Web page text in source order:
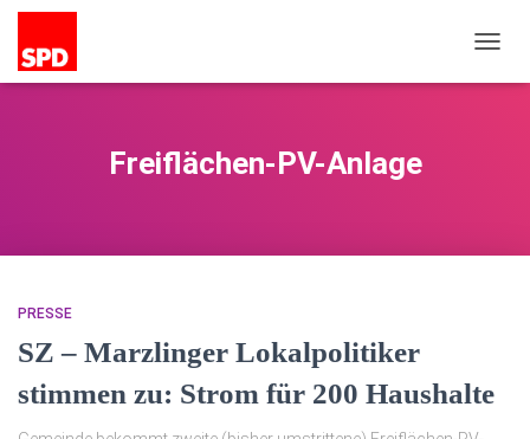
Freiflächen-PV-Anlage
PRESSE
SZ – Marzlinger Lokalpolitiker
stimmen zu: Strom für 200 Haushalte